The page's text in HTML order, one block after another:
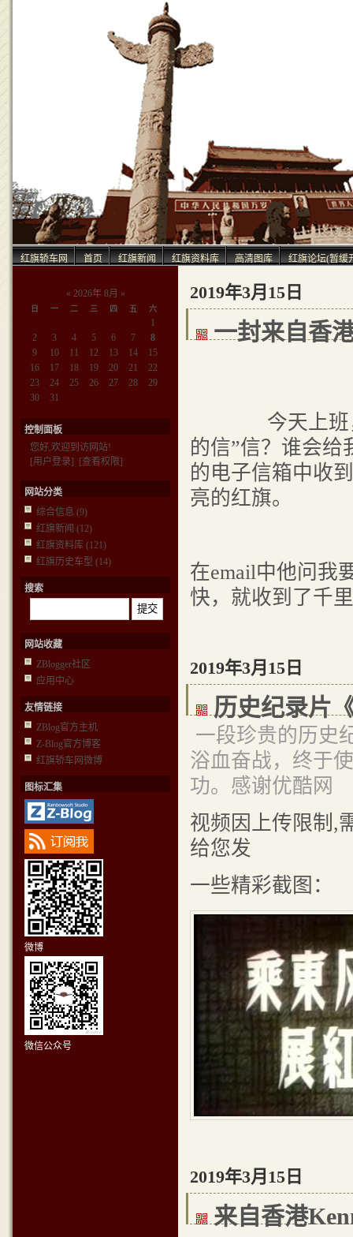
红旗轿车网 首页 红旗新闻 红旗资料库 高清图库 红旗论坛(暂缓
2019年3月15日
一封来自香
今天上班，门
的信”信？谁会给
的电子信箱中收
亮的红旗。
在email中他问我
快，就收到了千
2019年3月15日
历史纪录片
一段珍贵的历史
浴血奋战，终于
功。感谢优酷网
视频因上传限制,
给您发
一些精彩截图：
2019年3月15日
来自香港
« 2026年 8月 »
日 一 二 三 四 五 六
1
2
3 4 5 6 7
8
9
10 11 12 13 14
15
16
17 18 19 20 21
22
23
24 25 26 27 28
29
30
31
控制面板
您好,欢迎到访网站!
[用户登录]
[查看权限]
网站分类
综合信息 (9)
红旗新闻 (12)
红旗资料库 (121)
红旗历史车型 (14)
搜索
网站收藏
ZBlogger社区
应用中心
友情链接
ZBlog官方主机
Z-Blog官方博客
红旗轿车网微博
图标汇集
微博
微信公众号